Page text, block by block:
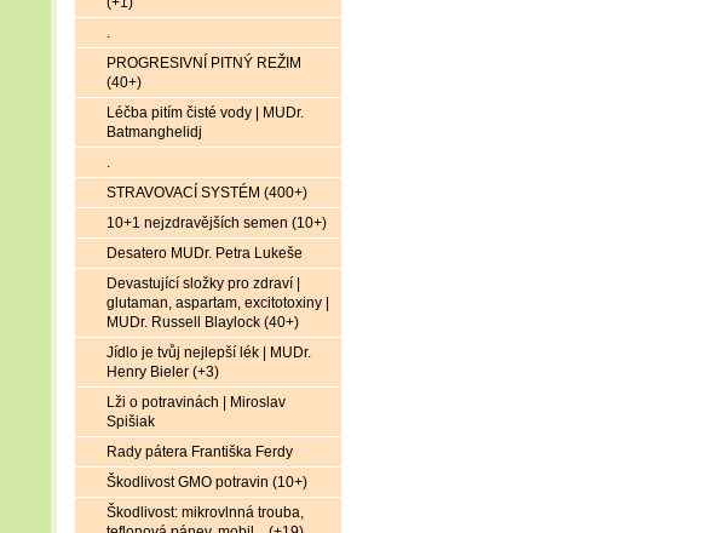
.
PROGRESIVNÍ PITNÝ REŽIM
(40+)
Léčba pitím čisté vody | MUDr.
Batmanghelidj
.
STRAVOVACÍ SYSTÉM (400+)
10+1 nejzdravějších semen (10+)
Desatero MUDr. Petra Lukeše
Devastující složky pro zdraví |
glutaman, aspartam, excitotoxiny |
MUDr. Russell Blaylock (40+)
Jídlo je tvůj nejlepší lék | MUDr.
Henry Bieler (+3)
Lži o potravinách | Miroslav
Spišiak
Rady pátera Františka Ferdy
Škodlivost GMO potravin (10+)
Škodlivost: mikrovlnná trouba,